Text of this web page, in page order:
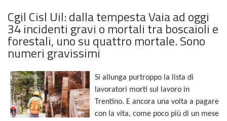
Cgil Cisl Uil: dalla tempesta Vaia ad oggi
34 incidenti gravi o mortali tra boscaioli e
forestali, uno su quattro mortale. Sono
numeri gravissimi
Si allunga purtroppo la lista di
lavoratori morti sul lavoro in
Trentino. E ancora una volta a pagare
con la vita, come poco più di un mese